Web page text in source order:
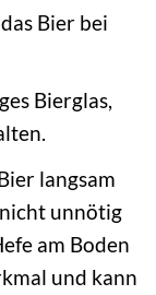
Bier bei
Bierglas,
langsam
unnötig
am Boden
und kann